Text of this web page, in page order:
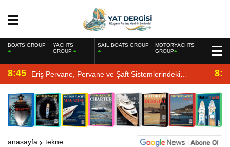
BOATS GROUP
YACHTS
GROUP
SAIL BOATS GROUP
MOTORYACHTS
GROUP
8:45 Eriş Pervane, Pervane ve Şaft Sistemlerindeki
Uzmanlığıyla Yat Dergisi’nde
anasayfa tekne